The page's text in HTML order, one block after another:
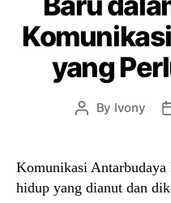
yang
Post
By Ivony
Komunikasi Antarbudaya
hidup yang dianut dan